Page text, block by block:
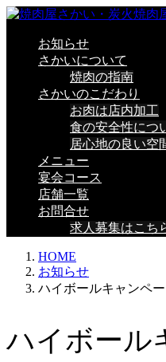
お知らせ
さかいについて
焼肉の指南
さかいのこだわり
お肉は店内加工
食の安全性につ
居心地の良い空
メニュー
宴会コース
店舗一覧
お問合せ
求人募集はこち
HOME
お知らせ
ハイボールキャンペ
ハイボール